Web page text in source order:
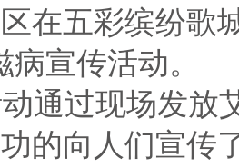
在五彩缤纷歌
病宣传活动。
通过现场发放
的向人们宣传